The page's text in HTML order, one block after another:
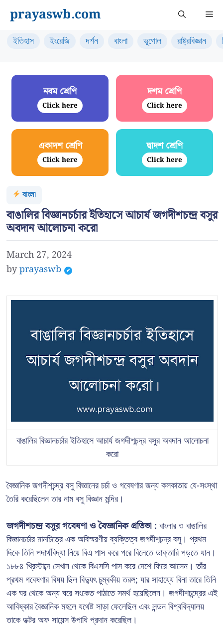
content
prayaswb.com
ইতিহাস ইংরেজি দর্শন বাংলা ভূগোল রাষ্ট্রবিজ্ঞান
নবম শ্রেণি
Click here
দশম শ্রেণি
Click here
একাদশ শ্রেণি
Click here
দ্বাদশ শ্রেণি
Click here
বাংলা
বাঙালির বিজ্ঞানচর্চার ইতিহাসে আচার্য জগদীশচন্দ্র বসুর
অবদান আলোচনা করো
March 27, 2024
byprayaswb
বাঙালির বিজ্ঞানচর্চার ইতিহাসে আচার্য জগদীশচন্দ্র বসুর অবদান আলোচনা
করো
বৈজ্ঞানিক জগদীশচন্দ্র বসু বিজ্ঞানের চর্চা ও গবেষণার জন্য কলকাতায় যে-সংস্থা
তৈরি করেছিলেন তার নাম বসু বিজ্ঞান মন্দির।
জগদীশচন্দ্র বসুর গবেষণা ও বৈজ্ঞানিক প্রতিভা : বাংলার ও বাঙালির
বিজ্ঞানচর্চার মানচিত্রে এক অবিস্মরণীয় ব্যক্তিত্ব জগদীশচন্দ্র বসু। প্রথম
দিকে তিনি পদার্থবিদ্যা নিয়ে বিএ পাস করে পরে বিলেতে ডাক্তারি পড়তে যান।
১৮৮৪ খ্রিস্টাব্দে সেখান থেকে বিএসসি পাস করে দেশে ফিরে আসেন। তাঁর
প্রথম গবেষণার বিষয় ছিল বিদ্যুৎ চুম্বকীয় তরঙ্গ; যার সাহায্যে বিনা তারে তিনি
এক ঘর থেকে অন্য ঘরে সংকেত পাঠাতে সমর্থ হয়েছিলেন। জগদীশচন্দ্রের এই
আবিষ্কার বৈজ্ঞানিক মহলে যথেষ্ট সাড়া ফেলেছিল এবং লন্ডন বিশ্ববিদ্যালয়
তাকে ডক্টর অফ সায়েন্স উপাধি প্রদান করেছিল।